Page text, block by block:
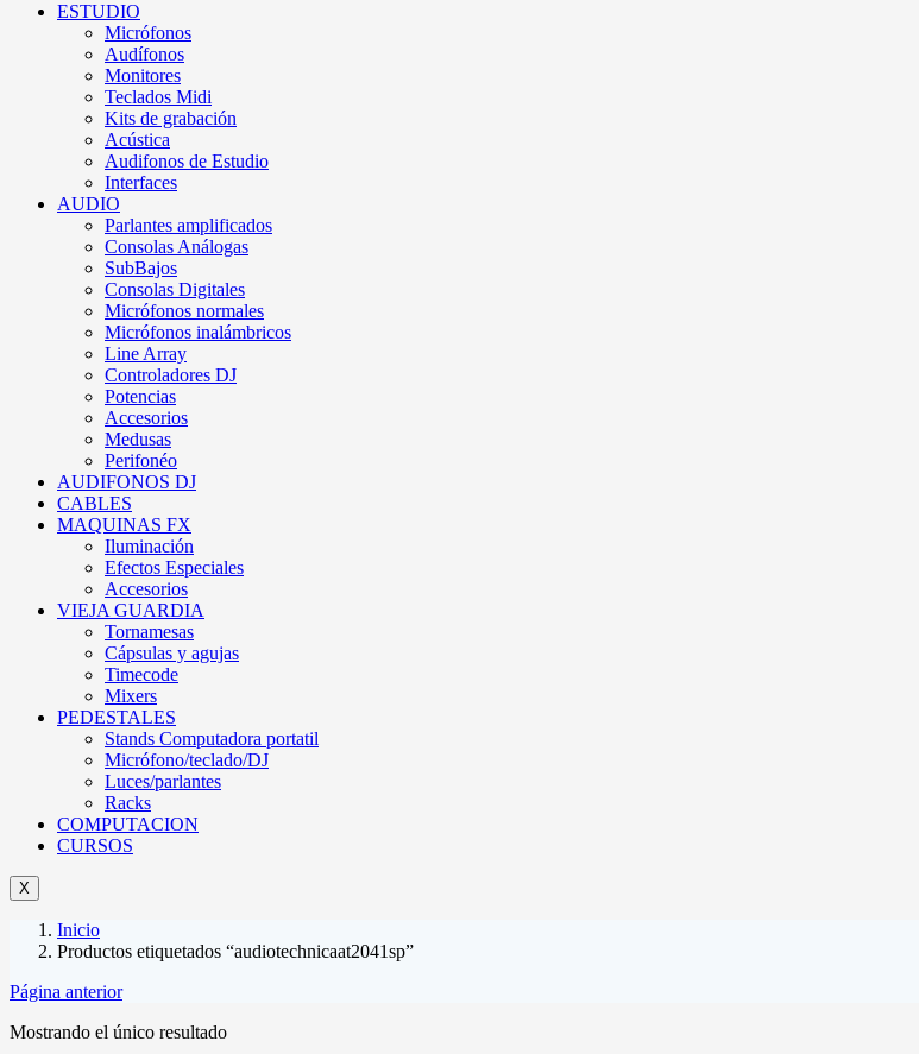
ESTUDIO
Micrófonos
Audífonos
Monitores
Teclados Midi
Kits de grabación
Acústica
Audifonos de Estudio
Interfaces
AUDIO
Parlantes amplificados
Consolas Análogas
SubBajos
Consolas Digitales
Micrófonos normales
Micrófonos inalámbricos
Line Array
Controladores DJ
Potencias
Accesorios
Medusas
Perifonéo
AUDIFONOS DJ
CABLES
MAQUINAS FX
Iluminación
Efectos Especiales
Accesorios
VIEJA GUARDIA
Tornamesas
Cápsulas y agujas
Timecode
Mixers
PEDESTALES
Stands Computadora portatil
Micrófono/teclado/DJ
Luces/parlantes
Racks
COMPUTACION
CURSOS
X
Inicio
Productos etiquetados “audiotechnicaat2041sp”
Página anterior
Mostrando el único resultado